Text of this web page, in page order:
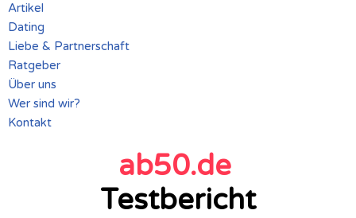
Artikel
Dating
Liebe & Partnerschaft
Ratgeber
Über uns
Wer sind wir?
Kontakt
ab50.de
Testbericht